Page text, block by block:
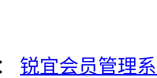
锐宜会员管理